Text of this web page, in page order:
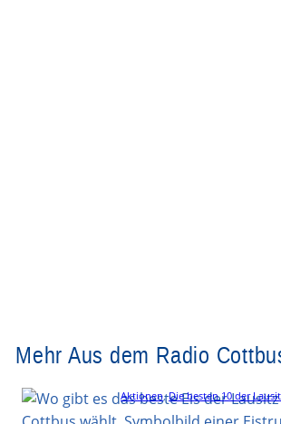
Mehr Aus dem Radio
Aktionen, Die besten 10 der